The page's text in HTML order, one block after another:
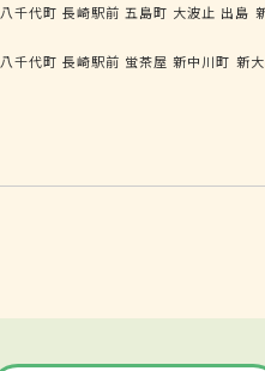
八千代町 長崎駅前 五島町 大波止 出島
八千代町 長崎駅前 蛍茶屋 新中川町 新